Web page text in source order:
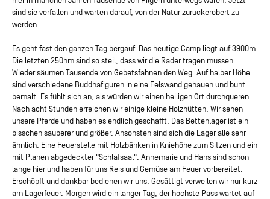
sind sie verfallen und warten darauf, von der Natur zurückerobert zu
werden.
Es geht fast den ganzen Tag bergauf. Das heutige Camp liegt auf 3900m.
Die letzten 250hm sind so steil, dass wir die Räder tragen müssen.
Wieder säumen Tausende von Gebetsfahnen den Weg. Auf halber Höhe
sind verschiedene Buddhafiguren in eine Felswand gehauen und bunt
bemalt. Es fühlt sich an, als würden wir einen heiligen Ort durchqueren.
Nach acht Stunden erreichen wir einige kleine Holzhütten. Wir sehen
unsere Pferde und haben es endlich geschafft. Das Bettenlager ist ein
bisschen sauberer und größer. Ansonsten sind sich die Lager alle sehr
ähnlich. Eine Feuerstelle mit Holzbänken in Kniehöhe zum Sitzen und ein
mit Planen abgedeckter "Schlafsaal". Annemarie und Hans sind schon
lange hier und haben für uns Reis und Gemüse am Feuer vorbereitet.
Erschöpft und dankbar bedienen wir uns. Gesättigt verweilen wir nur kurz
am Lagerfeuer. Morgen wird ein langer Tag, der höchste Pass wartet auf